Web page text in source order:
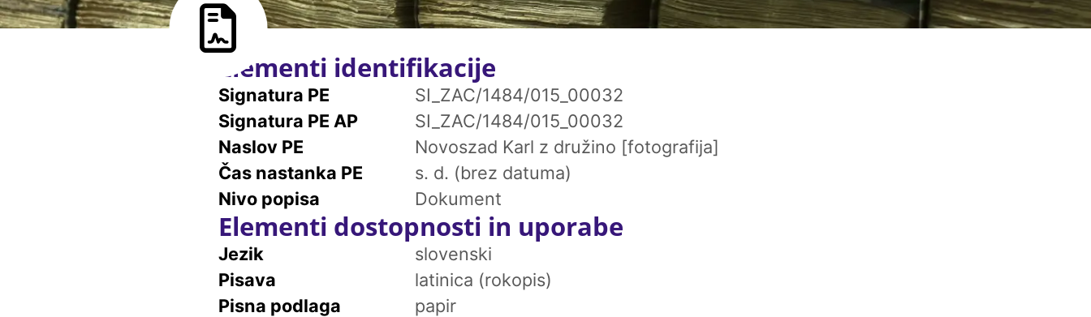
Elementi identifikacije
Signatura PE
SI_ZAC/1484/015_00032
Signatura PE AP
SI_ZAC/1484/015_00032
Naslov PE
Novoszad Karl z družino [fotografija]
Čas nastanka PE
s. d. (brez datuma)
Nivo popisa
Dokument
Elementi dostopnosti in uporabe
Jezik
slovenski
Pisava
latinica (rokopis)
Pisna podlaga
papir